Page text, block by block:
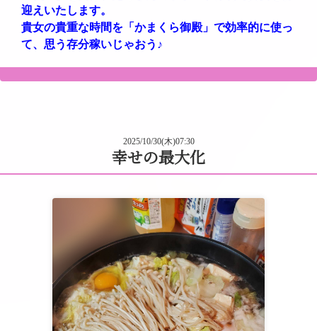
迎えいたします。
貴女の貴重な時間を「かまくら御殿」で効率的に使っ
て、思う存分稼いじゃおう♪
2025/10/30(木)07:30
幸せの最大化